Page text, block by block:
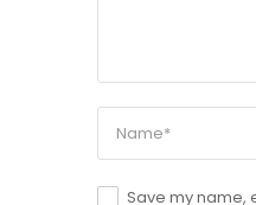
Save my name,